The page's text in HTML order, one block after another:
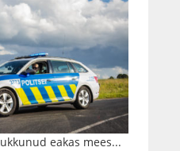
eakas mees...